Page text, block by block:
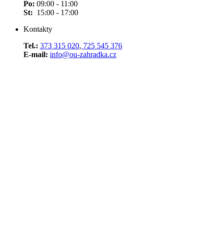
Po: 09:00 - 11:00
St: 15:00 - 17:00
Kontakty
Tel.: 373 315 020, 725 545 376
E-mail: info@ou-zahradka.cz